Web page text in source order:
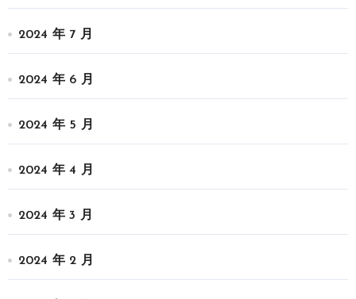
2024 年 7 月
2024 年 6 月
2024 年 5 月
2024 年 4 月
2024 年 3 月
2024 年 2 月